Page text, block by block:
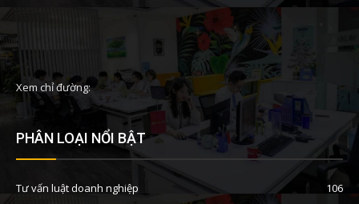
Xem chỉ đường:
PHÂN LOẠI NỔI BẬT
Tư vấn luật doanh nghiệp
106